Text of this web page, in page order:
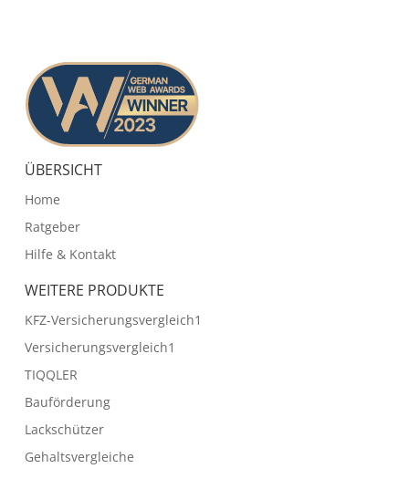
ÜBERSICHT
Home
Ratgeber
Hilfe & Kontakt
WEITERE PRODUKTE
KFZ-Versicherungsvergleich1
Versicherungsvergleich1
TIQQLER
Bauförderung
Lackschützer
Gehaltsvergleiche